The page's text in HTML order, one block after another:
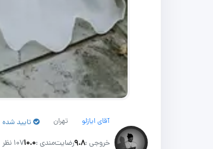
آقای ایازلو تهران تایید شده
خروجی :۹.۸رضایت‌مندی :۱۰.۰107 نظر